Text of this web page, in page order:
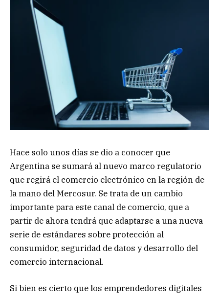
Hace solo unos días se dio a conocer que
Argentina se sumará al nuevo marco regulatorio
que regirá el comercio electrónico en la región de
la mano del Mercosur. Se trata de un cambio
importante para este canal de comercio, que a
partir de ahora tendrá que adaptarse a una nueva
serie de estándares sobre protección al
consumidor, seguridad de datos y desarrollo del
comercio internacional.
Si bien es cierto que los emprendedores digitales